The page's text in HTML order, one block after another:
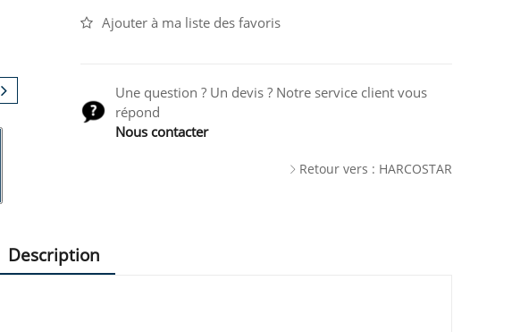
Ajouter à ma liste des favoris
Une question ? Un devis ? Notre service client vous
répond
Nous contacter
Retour vers : HARCOSTAR
Description